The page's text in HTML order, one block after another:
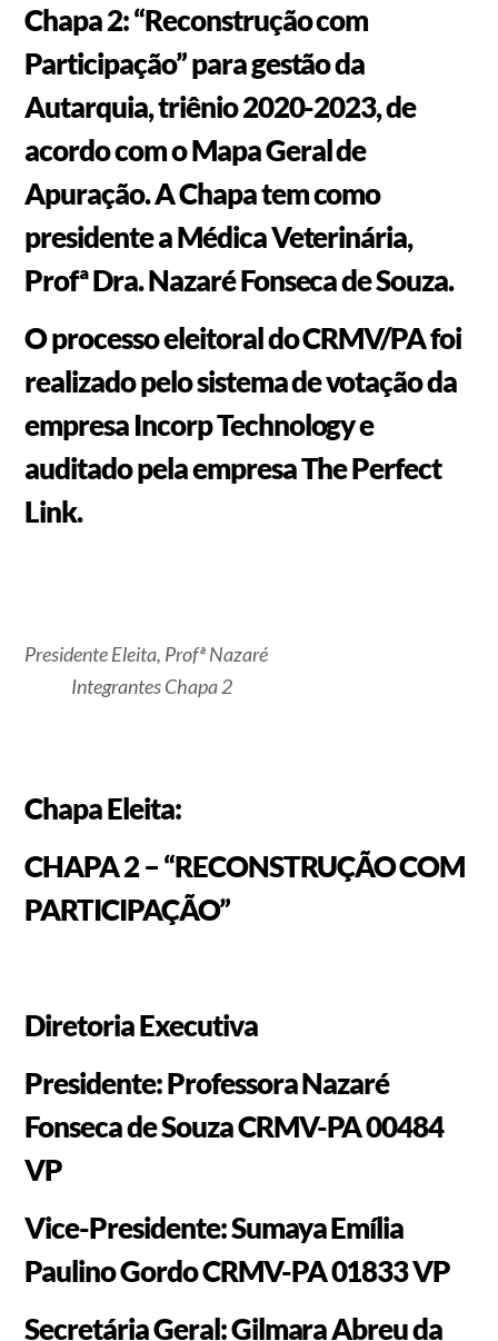
Chapa 2: “Reconstrução com
Participação” para gestão da
Autarquia, triênio 2020-2023, de
acordo com o Mapa Geral de
Apuração. A Chapa tem como
presidente a Médica Veterinária,
Profª Dra. Nazaré Fonseca de Souza.
O processo eleitoral do CRMV/PA foi
realizado pelo sistema de votação da
empresa Incorp Technology e
auditado pela empresa The Perfect
Link.
Presidente Eleita, Profª Nazaré
Integrantes Chapa 2
Chapa Eleita:
CHAPA 2 – “RECONSTRUÇÃO COM
PARTICIPAÇÃO”
Diretoria Executiva
Presidente: Professora Nazaré
Fonseca de Souza CRMV-PA 00484
VP
Vice-Presidente: Sumaya Emília
Paulino Gordo CRMV-PA 01833 VP
Secretária Geral: Gilmara Abreu da